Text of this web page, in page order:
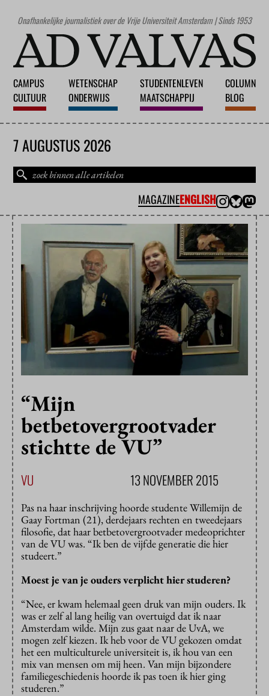
Onafhankelijke journalistiek over de Vrije Universiteit Amsterdam | Sinds 1953
CAMPUS
CULTUUR
WETENSCHAP
ONDERWIJS
STUDENTENLEVEN
MAATSCHAPPIJ
COLUMN
BLOG
7 AUGUSTUS 2026
MAGAZINEENGLISH
“Mijn
betbetovergrootvader
stichtte de VU”
VU 13 NOVEMBER 2015
Pas na haar inschrijving hoorde studente Willemijn de
Gaay Fortman (21), derdejaars rechten en tweedejaars
filosofie, dat haar betbetovergrootvader medeoprichter
van de VU was. “Ik ben de vijfde generatie die hier
studeert.”
Moest je van je ouders verplicht hier studeren?
“Nee, er kwam helemaal geen druk van mijn ouders. Ik
was er zelf al lang heilig van overtuigd dat ik naar
Amsterdam wilde. Mijn zus gaat naar de UvA, we
mogen zelf kiezen. Ik heb voor de VU gekozen omdat
het een multiculturele universiteit is, ik hou van een
mix van mensen om mij heen. Van mijn bijzondere
familiegeschiedenis hoorde ik pas toen ik hier ging
studeren.”